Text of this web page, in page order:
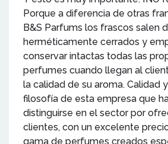
Porque a diferencia de otras
B&S Parfums los frascos salen
herméticamente cerrados y
conservar intactas todas las
perfumes cuando llegan al
la calidad de su aroma. Calidad
filosofía de esta empresa que
distinguirse en el sector por
clientes, con un excelente
gama de perfumes creados